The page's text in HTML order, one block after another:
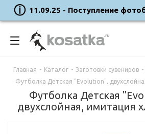
11.09.25 - Поступление
Главная - Каталог - Заготовки сувениров -
Футболка Детская "Evolution",
Футболка Детская
двухслойная, имитация